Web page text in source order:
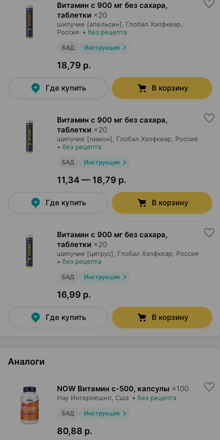
Витамин с 900 мг без сахара,
таблетки ×20
шипучие [апельсин], Глобал Хэлфкеар
Россия • без рецепта
БАД Инструкция
18,79 р.
Где купить В корзину
Витамин с 900 мг без сахара,
таблетки ×20
шипучие [лимон], Глобал Хэлфкеар , Россия
• без рецепта
БАД Инструкция
11,34 — 18,79 р.
Где купить В корзину
Витамин с 900 мг без сахара,
таблетки ×20
шипучие [цитрус], Глобал Хэлфкеар , Россия
• без рецепта
БАД Инструкция
16,99 р.
Где купить В корзину
Аналоги
NOW Витамин с-500, капсулы ×100
Нау Интернешнл , Сша • без рецепта
БАД Инструкция
80,88 р.